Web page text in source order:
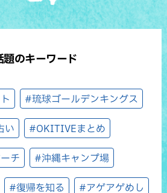
題のキーワード
#琉球ゴールデンキングス
い #OKITIVEまとめ
チ #沖縄キャンプ場
#復帰を知る #アゲアゲめし